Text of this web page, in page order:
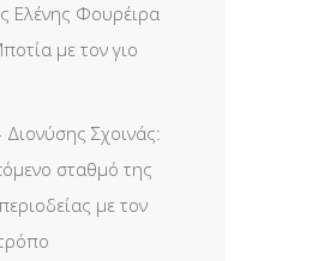
Ελένης Φουρέιρα
με τον γιο
Σχοινάς:
σταθμό της
με τον